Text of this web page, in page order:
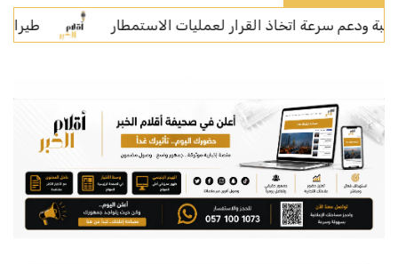
اتخاذ القرار لعمليات الاستمطار طيران ناس يوقّع